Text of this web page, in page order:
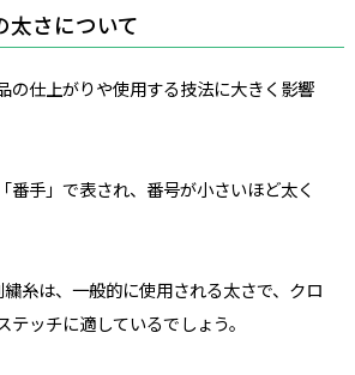
太さについて
の仕上がりや使用する技法に大きく影響
番手」で表され、番号が小さいほど太く
糸は、一般的に使用される太さで、クロ
テッチに適しているでしょう。